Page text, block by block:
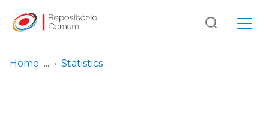
Log
In
(current)
Home Statistics